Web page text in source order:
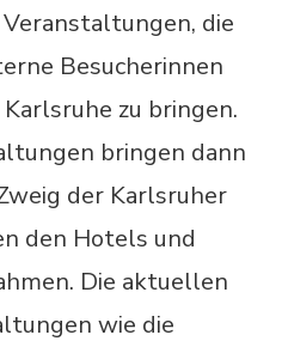
die
Besucherinnen
zu bringen.
bringen dann
der Karlsruher
den Hotels und
Die aktuellen
wie die